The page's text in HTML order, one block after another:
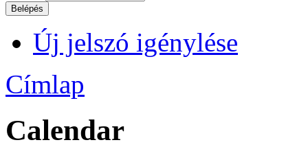
Új jelszó igénylése
Címlap
Calendar